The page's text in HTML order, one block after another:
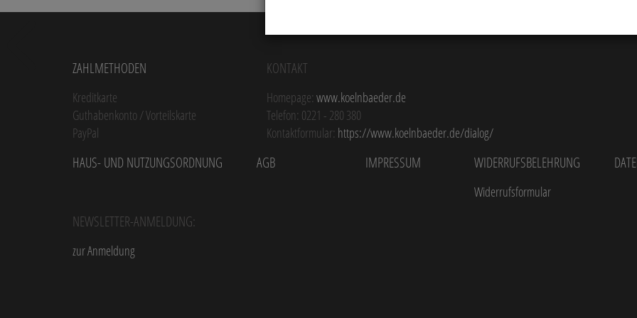
Zahlmethoden
Kreditkarte
Guthabenkonto / Vorteilskarte
PayPal
Kontakt
Homepage: www.koelnbaeder.de
Telefon: 0221 - 280 380
Kontaktformular: https://www.koelnbaeder.de/dialog/
Haus- und Nutzungsordnung AGB Impressum Widerrufsbelehrung
Widerrufsformular
Newsletter-Anmeldung:
zur Anmeldung